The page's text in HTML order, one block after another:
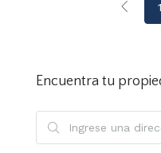
1
Encuentra tu